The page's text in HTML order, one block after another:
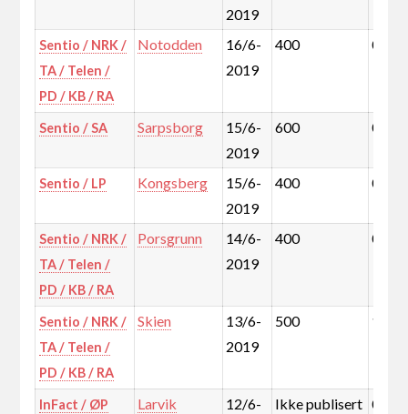
2019
Sentio / NRK /
TA / Telen /
PD / KB / RA
Notodden
16/6-
2019
400 0,2%
Sentio / SA Sarpsborg
15/6-
2019
600 0,9%
Sentio / LP Kongsberg
15/6-
2019
400 0,5%
Sentio / NRK /
TA / Telen /
PD / KB / RA
Porsgrunn
14/6-
2019
400 0,7%
Sentio / NRK /
TA / Telen /
PD / KB / RA
Skien
13/6-
2019
500 1,0%
InFact / ØP Larvik
12/6-
Ikke publisert 0,9%